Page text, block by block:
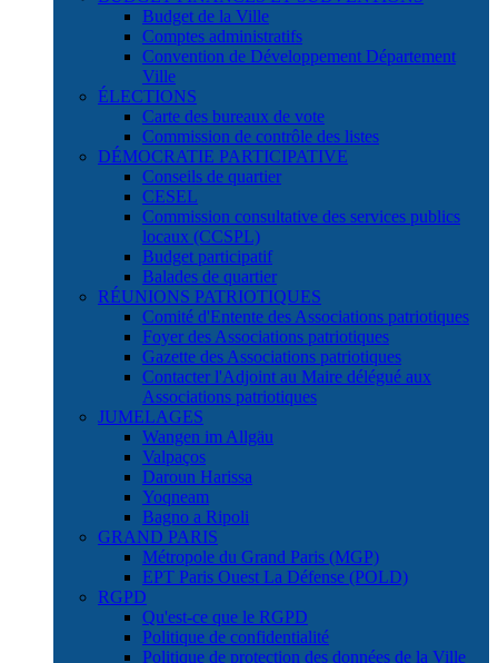
Budget de la Ville
Comptes administratifs
Convention de Développement Département
Ville
ÉLECTIONS
Carte des bureaux de vote
Commission de contrôle des listes
DÉMOCRATIE PARTICIPATIVE
Conseils de quartier
CESEL
Commission consultative des services publics
locaux (CCSPL)
Budget participatif
Balades de quartier
RÉUNIONS PATRIOTIQUES
Comité d'Entente des Associations patriotiques
Foyer des Associations patriotiques
Gazette des Associations patriotiques
Contacter l'Adjoint au Maire délégué aux
Associations patriotiques
JUMELAGES
Wangen im Allgäu
Valpaços
Daroun Harissa
Yoqneam
Bagno a Ripoli
GRAND PARIS
Métropole du Grand Paris (MGP)
EPT Paris Ouest La Défense (POLD)
RGPD
Qu'est-ce que le RGPD
Politique de confidentialité
Politique de protection des données de la Ville